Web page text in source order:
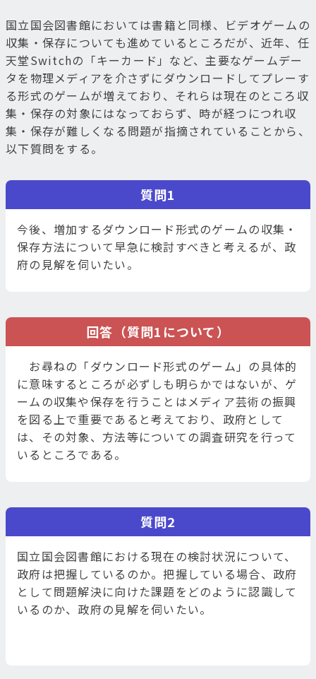
国立国会図書館においては書籍と同様、ビデオゲームの
収集・保存についても進めているところだが、近年、任
天堂Switchの「キーカード」など、主要なゲームデー
タを物理メディアを介さずにダウンロードしてプレーす
る形式のゲームが増えており、それらは現在のところ収
集・保存の対象にはなっておらず、時が経つにつれ収
集・保存が難しくなる問題が指摘されていることから、
以下質問をする。
質問1
今後、増加するダウンロード形式のゲームの収集・
保存方法について早急に検討すべきと考えるが、政
府の見解を伺いたい。
回答（質問1について）
お尋ねの「ダウンロード形式のゲーム」の具体的
に意味するところが必ずしも明らかではないが、ゲ
ームの収集や保存を行うことはメディア芸術の振興
を図る上で重要であると考えており、政府として
は、その対象、方法等についての調査研究を行って
いるところである。
質問2
国立国会図書館における現在の検討状況について、
政府は把握しているのか。把握している場合、政府
として問題解決に向けた課題をどのように認識して
いるのか、政府の見解を伺いたい。